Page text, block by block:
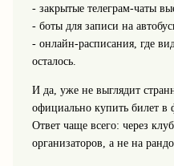
- закрытые телеграм-чаты
- боты для записи на
- онлайн-расписания, где
осталось.
И да, уже не выглядит
официально купить билет в
Ответ чаще всего: через
организаторов, а не на